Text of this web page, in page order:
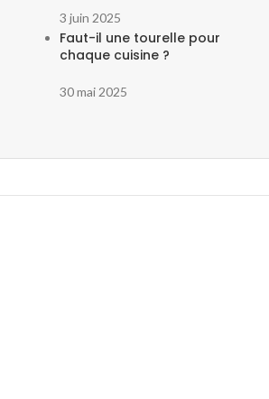
3 juin 2025
Faut-il une tourelle pour
chaque cuisine ?
30 mai 2025